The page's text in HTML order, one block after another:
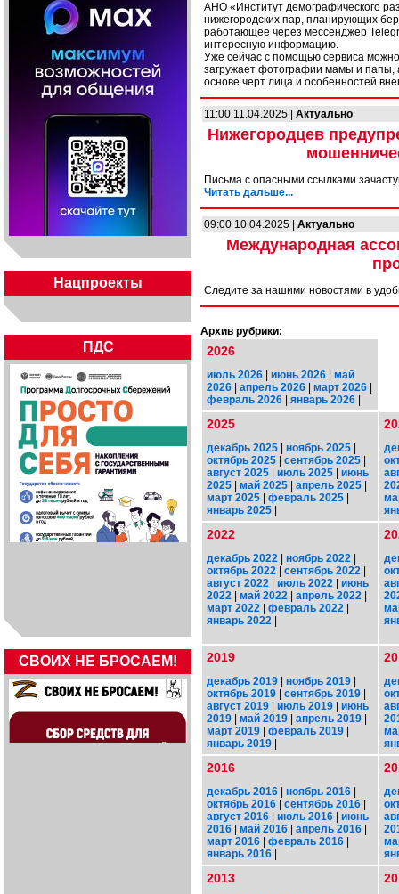
Нацпроекты
ПДС
СВОИХ НЕ БРОСАЕМ!
АНО «Институт демографического
нижегородских пар, планирующих
работающее через мессенджер
интересную информацию.
Уже сейчас с помощью сервиса
загружает фотографии мамы и папы,
основе черт лица и особенностей
11:00 11.04.2025 | Актуально
Нижегородцев
Письма с опасными ссылками
Читать дальше...
09:00 10.04.2025 | Актуально
Международная
Следите за нашими новостями в
Архив рубрики:
2026
июль 2026 | июнь 2026 | май
2026 | апрель 2026 | март 2026 |
февраль 2026 | январь 2026 |
2025
декабрь 2025 | ноябрь 2025 |
октябрь 2025 | сентябрь 2025 |
август 2025 | июль 2025 | июнь
2025 | май 2025 | апрель 2025 |
март 2025 | февраль 2025 |
январь 2025 |
2022
декабрь 2022 | ноябрь 2022 |
октябрь 2022 | сентябрь 2022 |
август 2022 | июль 2022 | июнь
2022 | май 2022 | апрель 2022 |
март 2022 | февраль 2022 |
январь 2022 |
2019
декабрь 2019 | ноябрь 2019 |
октябрь 2019 | сентябрь 2019 |
август 2019 | июль 2019 | июнь
2019 | май 2019 | апрель 2019 |
март 2019 | февраль 2019 |
январь 2019 |
2016
декабрь 2016 | ноябрь 2016 |
октябрь 2016 | сентябрь 2016 |
август 2016 | июль 2016 | июнь
2016 | май 2016 | апрель 2016 |
март 2016 | февраль 2016 |
январь 2016 |
2013